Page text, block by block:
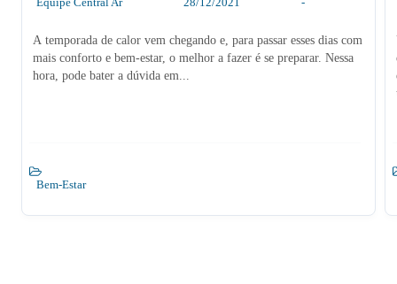
A temporada de calor vem chegando e, para passar esses dias com
mais conforto e bem-estar, o melhor a fazer é se preparar. Nessa
hora, pode bater a dúvida em...
Bem-Estar